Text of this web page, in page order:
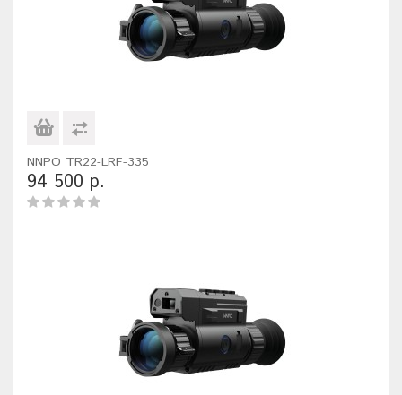
NNPO TR22-LRF-335
94 500 р.